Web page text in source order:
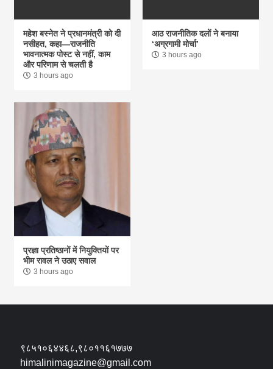
महेश बस्नेत ने प्रधानमंत्री को दी
नसीहत, कहा—राजनीति
भावनात्मक पोस्ट से नहीं, काम
और परिणाम से चलती है
3 hours ago
आठ राजनीतिक दलों ने बनाया
‘अग्रगामी मोर्चा’
3 hours ago
प्रज्ञा प्रतिष्ठानों में नियुक्तियों पर
भीम रावल ने उठाए सवाल
3 hours ago
९८५१०६४४६८,९८०११६१७७७
himalinimagazine@gmail.com